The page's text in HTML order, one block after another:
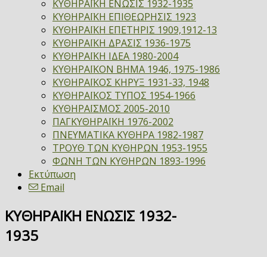
ΚΥΘΗΡΑΪΚΗ ΕΝΩΣΙΣ 1932-1935
ΚΥΘΗΡΑΪΚΗ ΕΠΙΘΕΩΡΗΣΙΣ 1923
ΚΥΘΗΡΑΪΚΗ ΕΠΕΤΗΡΙΣ 1909,1912-13
ΚΥΘΗΡΑΪΚΗ ΔΡΑΣΙΣ 1936-1975
ΚΥΘΗΡΑΪΚΗ ΙΔΕΑ 1980-2004
ΚΥΘΗΡΑΪΚΟΝ ΒΗΜΑ 1946, 1975-1986
ΚΥΘΗΡΑΪΚΟΣ ΚΗΡΥΞ 1931-33, 1948
ΚΥΘΗΡΑΪΚΟΣ ΤΥΠΟΣ 1954-1966
ΚΥΘΗΡΑΪΣΜΟΣ 2005-2010
ΠΑΓΚΥΘΗΡΑΪΚΗ 1976-2002
ΠΝΕΥΜΑΤΙΚΑ ΚΥΘΗΡΑ 1982-1987
ΤΡΟΥΘ ΤΩΝ ΚΥΘΗΡΩΝ 1953-1955
ΦΩΝΗ ΤΩΝ ΚΥΘΗΡΩΝ 1893-1996
Εκτύπωση
Email
ΚΥΘΗΡΑΪΚΗ ΕΝΩΣΙΣ 1932-
1935